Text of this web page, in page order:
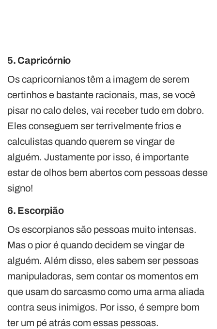
5. Capricórnio
Os capricornianos têm a imagem de serem
certinhos e bastante racionais, mas, se você
pisar no calo deles, vai receber tudo em dobro.
Eles conseguem ser terrivelmente frios e
calculistas quando querem se vingar de
alguém. Justamente por isso, é importante
estar de olhos bem abertos com pessoas desse
signo!
6. Escorpião
Os escorpianos são pessoas muito intensas.
Mas o pior é quando decidem se vingar de
alguém. Além disso, eles sabem ser pessoas
manipuladoras, sem contar os momentos em
que usam do sarcasmo como uma arma aliada
contra seus inimigos. Por isso, é sempre bom
ter um pé atrás com essas pessoas.